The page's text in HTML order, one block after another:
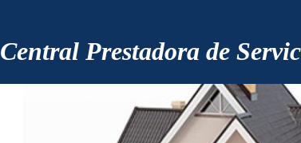
Central Prestadora de